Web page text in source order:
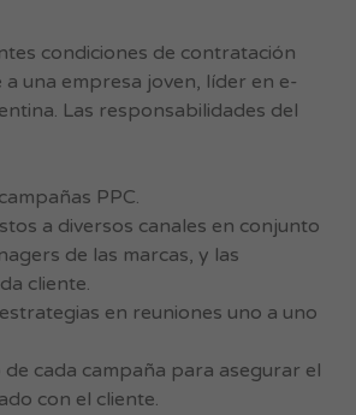
condiciones de contratación
una empresa joven, líder en e-
Las responsabilidades del
PPC.
a diversos canales en conjunto
de las marcas, y las
cliente.
en reuniones uno a uno
cada campaña para asegurar el
con el cliente.